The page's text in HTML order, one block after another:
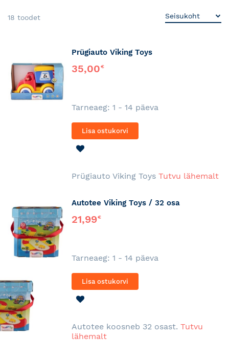
18 toodet
Prügiauto Viking Toys
35,00€
Tarneaeg: 1 - 14 päeva
Lisa ostukorvi
Prügiauto Viking Toys Tutvu lähemalt
Autotee Viking Toys / 32 osa
21,99€
Tarneaeg: 1 - 14 päeva
Lisa ostukorvi
Autotee koosneb 32 osast. Tutvu
lähemalt